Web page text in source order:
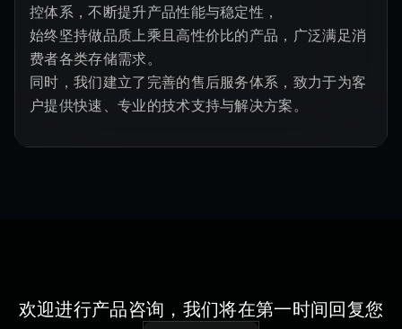
控体系，不断提升产品性能与稳定性，
始终坚持做品质上乘且高性价比的产品，广泛满足消
费者各类存储需求。
同时，我们建立了完善的售后服务体系，致力于为客
户提供快速、专业的技术支持与解决方案。
欢迎进行产品咨询，我们将在第一时间回复您